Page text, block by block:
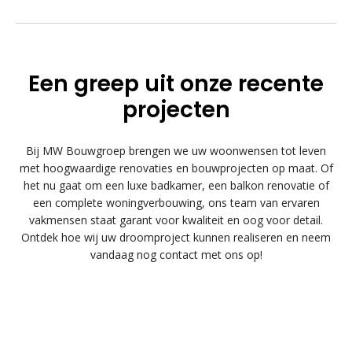
Een greep uit onze recente
projecten
Bij MW Bouwgroep brengen we uw woonwensen tot leven
met hoogwaardige renovaties en bouwprojecten op maat. Of
het nu gaat om een luxe badkamer, een balkon renovatie of
een complete woningverbouwing, ons team van ervaren
vakmensen staat garant voor kwaliteit en oog voor detail.
Ontdek hoe wij uw droomproject kunnen realiseren en neem
vandaag nog contact met ons op!